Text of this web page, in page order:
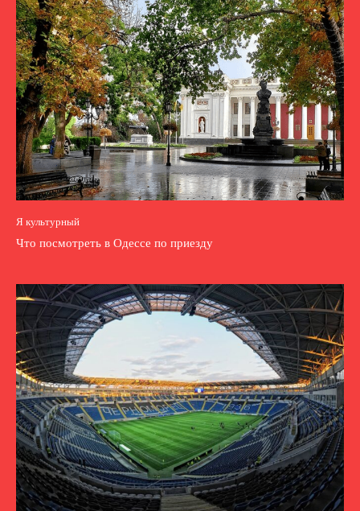
Я культурный
Что посмотреть в Одессе по приезду